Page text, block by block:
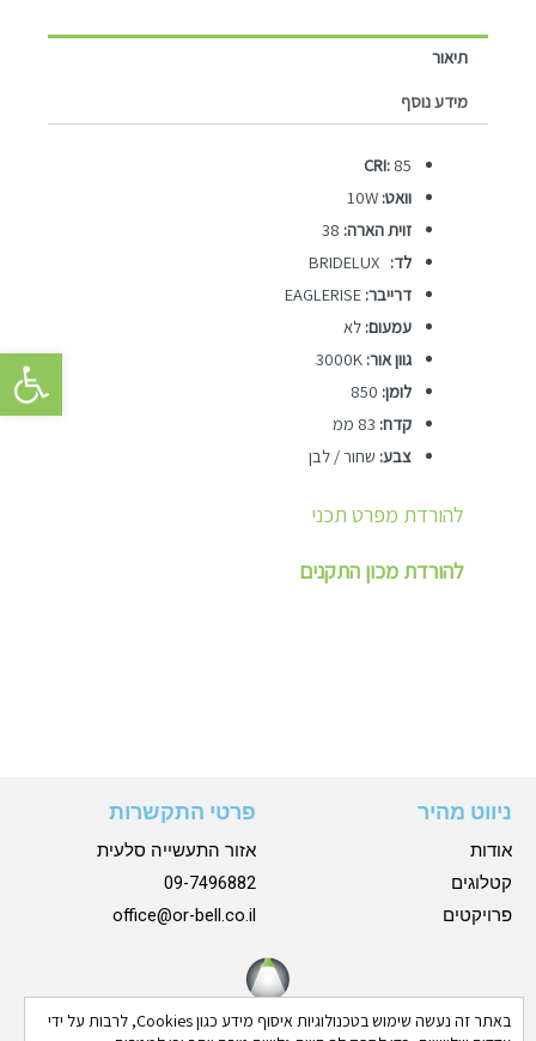
פתח
באתר זה נעשה שימוש בטכנולוגיות איסוף מידע כגון Cookies, לרבות על ידי
תיאור
מידע נוסף
CRI: 85
וואט: 10W
זוית הארה: 38
לד: BRIDELUX
דרייבר: EAGLERISE
עמעום: לא
גוון אור: 3000K
לומן: 850
קדח: 83 ממ
צבע: שחור / לבן
להורדת מפרט תכני
להורדת מכון התקנים
ניווט מהיר
אודות
קטלוגים
פרויקטים
פרטי התקשרות
אזור התעשייה סלעית
09-7496882
office@or-bell.co.il